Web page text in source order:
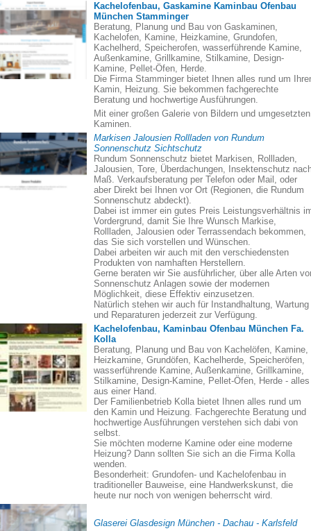
Kachelofenbau, Gaskamine Kaminbau Ofenbau
München Stamminger
Beratung, Planung und Bau von Gaskaminen,
Kachelofen, Kamine, Heizkamine, Grundofen,
Kachelherd, Speicherofen, wasserführende Kamine,
Außenkamine, Grillkamine, Stilkamine, Design-
Kamine, Pellet-Öfen, Herde.
Die Firma Stamminger bietet Ihnen alles rund um
Kamin, Heizung. Sie bekommen fachgerechte
Beratung und hochwertige Ausführungen.
Mit einer großen Galerie von Bildern und umgesetzten
Kaminen.
Markisen Jalousien Rollladen von Rundum
Sonnenschutz Sichtschutz
Rundum Sonnenschutz bietet Markisen, Rollladen,
Jalousien, Tore, Überdachungen, Insektenschutz
Maß. Verkaufsberatung per Telefon oder Mail, oder
aber Direkt bei Ihnen vor Ort (Regionen, die Rundum
Sonnenschutz abdeckt).
Dabei ist immer ein gutes Preis Leistungsverhältnis
Vordergrund, damit Sie Ihre Wunsch Markise,
Rollladen, Jalousien oder Terrassendach bekommen,
das Sie sich vorstellen und Wünschen.
Dabei arbeiten wir auch mit den verschiedensten
Produkten von namhaften Herstellern.
Gerne beraten wir Sie ausführlicher, über alle Arten
Sonnenschutz Anlagen sowie der modernen
Möglichkeit, diese Effektiv einzusetzen.
Natürlich stehen wir auch für Instandhaltung, Wartung
und Reparaturen jederzeit zur Verfügung.
Kachelofenbau, Kaminbau Ofenbau München Fa.
Kolla
Beratung, Planung und Bau von Kachelöfen, Kamine,
Heizkamine, Grundöfen, Kachelherde, Speicheröfen,
wasserführende Kamine, Außenkamine, Grillkamine,
Stilkamine, Design-Kamine, Pellet-Öfen, Herde - alles
aus einer Hand.
Der Familienbetrieb Kolla bietet Ihnen alles rund um
den Kamin und Heizung. Fachgerechte Beratung und
hochwertige Ausführungen verstehen sich dabi von
selbst.
Sie möchten moderne Kamine oder eine moderne
Heizung? Dann sollten Sie sich an die Firma Kolla
wenden.
Besonderheit: Grundofen- und Kachelofenbau in
traditioneller Bauweise, eine Handwerkskunst, die
heute nur noch von wenigen beherrscht wird.
Glaserei Glasdesign München - Dachau - Karlsfeld